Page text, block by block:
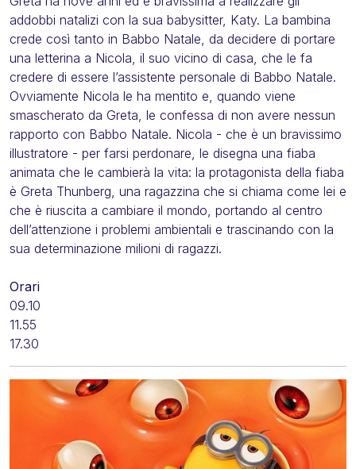
addobbi natalizi con la sua babysitter, Katy. La bambina
crede così tanto in Babbo Natale, da decidere di portare
una letterina a Nicola, il suo vicino di casa, che le fa
credere di essere l’assistente personale di Babbo Natale.
Ovviamente Nicola le ha mentito e, quando viene
smascherato da Greta, le confessa di non avere nessun
rapporto con Babbo Natale. Nicola - che è un bravissimo
illustratore - per farsi perdonare, le disegna una fiaba
animata che le cambierà la vita: la protagonista della fiaba
è Greta Thunberg, una ragazzina che si chiama come lei e
che è riuscita a cambiare il mondo, portando al centro
dell’attenzione i problemi ambientali e trascinando con la
sua determinazione milioni di ragazzi.
Orari
09.10
11.55
17.30